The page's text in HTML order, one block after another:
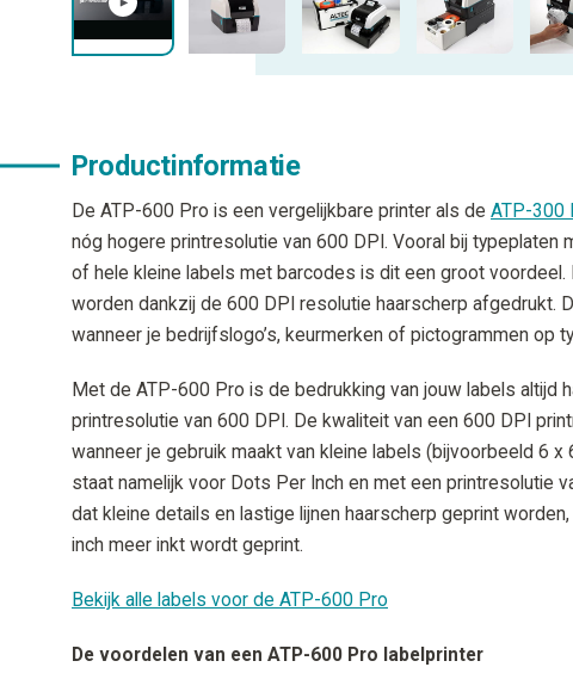
Productinformatie
De ATP-600 Pro is een vergelijkbare printer als de ATP-300
nóg hogere printresolutie van 600 DPI. Vooral bij typeplaten
of hele kleine labels met barcodes is dit een groot voordeel.
worden dankzij de 600 DPI resolutie haarscherp afgedrukt.
wanneer je bedrijfslogo’s, keurmerken of pictogrammen op
Met de ATP-600 Pro is de bedrukking van jouw labels altijd
printresolutie van 600 DPI. De kwaliteit van een 600 DPI
wanneer je gebruik maakt van kleine labels (bijvoorbeeld 6 x
staat namelijk voor Dots Per Inch en met een printresolutie
dat kleine details en lastige lijnen haarscherp geprint
inch meer inkt wordt geprint.
Bekijk alle labels voor de ATP-600 Pro
De voordelen van een ATP-600 Pro labelprinter